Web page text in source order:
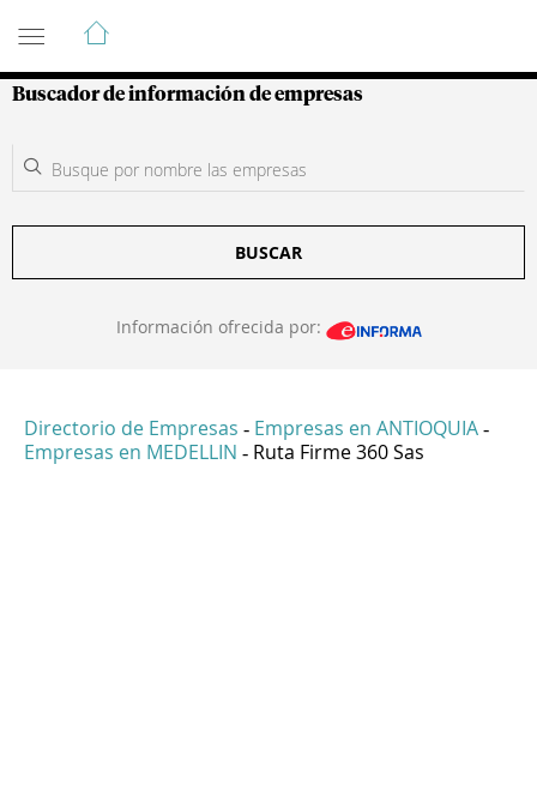
Guía de Empresas Colombianas
Buscador de información de empresas
BUSCAR
Información ofrecida por:
Directorio de Empresas - Empresas en ANTIOQUIA -
Empresas en MEDELLIN - Ruta Firme 360 Sas